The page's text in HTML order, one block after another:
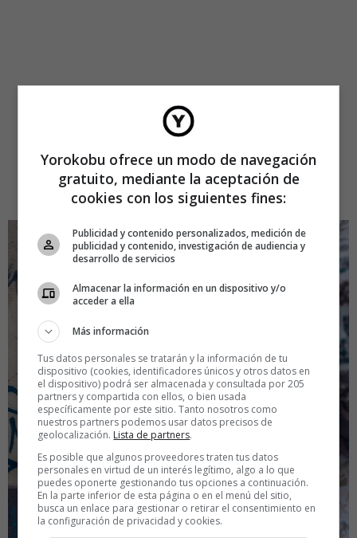
Yorokobu ofrece un modo de navegación
gratuito, mediante la aceptación de
cookies con los siguientes fines:
Publicidad y contenido personalizados, medición de
publicidad y contenido, investigación de audiencia y
desarrollo de servicios
Almacenar la información en un dispositivo y/o
acceder a ella
Más información
Tus datos personales se tratarán y la información de tu
dispositivo (cookies, identificadores únicos y otros datos en
el dispositivo) podrá ser almacenada y consultada por 205
partners y compartida con ellos, o bien usada
específicamente por este sitio. Tanto nosotros como
nuestros partners podemos usar datos precisos de
geolocalización. Lista de partners.
Es posible que algunos proveedores traten tus datos
personales en virtud de un interés legítimo, algo a lo que
puedes oponerte gestionando tus opciones a continuación.
En la parte inferior de esta página o en el menú del sitio,
busca un enlace para gestionar o retirar el consentimiento en
la configuración de privacidad y cookies.